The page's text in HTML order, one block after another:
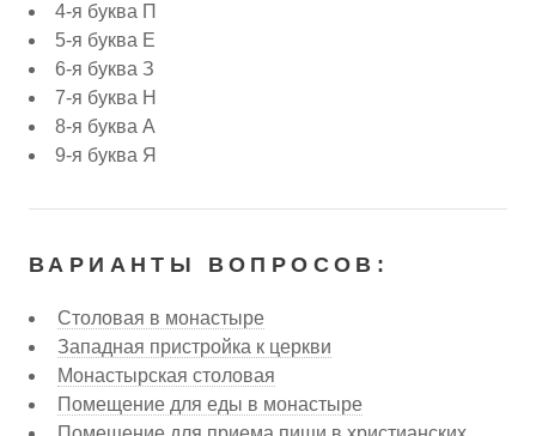
4-я буква П
5-я буква Е
6-я буква З
7-я буква Н
8-я буква А
9-я буква Я
ВАРИАНТЫ ВОПРОСОВ:
Столовая в монастыре
Западная пристройка к церкви
Монастырская столовая
Помещение для еды в монастыре